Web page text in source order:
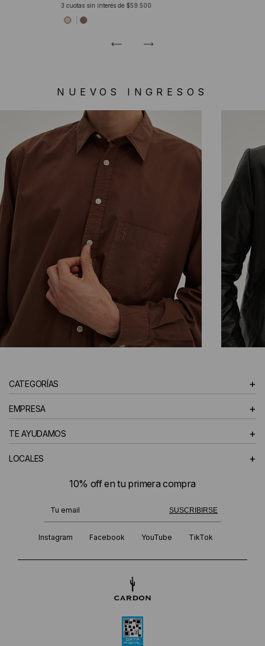
3 cuotas sin interés de $59.500
NUEVOS INGRESOS
HOMBRE
CATEGORÍAS +
EMPRESA +
TE AYUDAMOS +
LOCALES +
10% off en tu primera compra
SUSCRIBIRSE
¡Te suscribiste exitosamente!
Instagram Facebook YouTube TikTok